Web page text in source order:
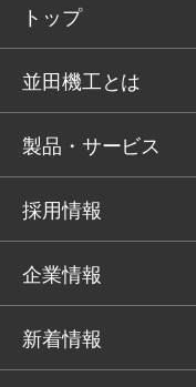
トップ
並田機工とは
製品・サービス
採用情報
企業情報
新着情報